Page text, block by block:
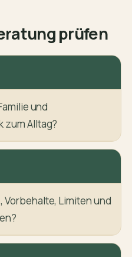
prüfen
und
zum Alltag?
Limiten und